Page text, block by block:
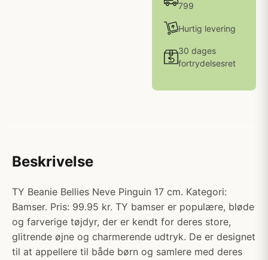
799
Hurtig levering
30 dages
fortrydelsesret
Beskrivelse
TY Beanie Bellies Neve Pinguin 17 cm. Kategori:
Bamser. Pris: 99.95 kr. TY bamser er populære, bløde
og farverige tøjdyr, der er kendt for deres store,
glitrende øjne og charmerende udtryk. De er designet
til at appellere til både børn og samlere med deres